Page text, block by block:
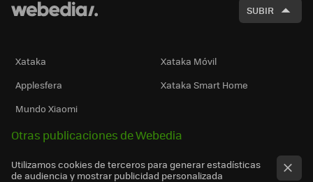
SUBIR
Xataka
Xataka Móvil
Applesfera
Xataka Smart Home
Mundo Xiaomi
Otras publicaciones de Webedia
Utilizamos cookies de terceros para generar estadísticas
de audiencia y mostrar publicidad personalizada